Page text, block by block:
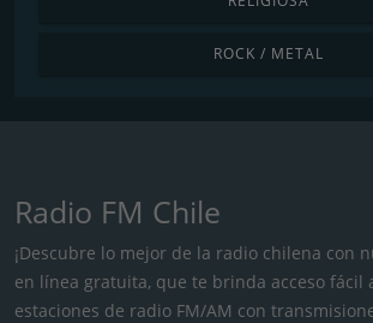
ROCK / METAL
Radio FM Chile
¡Descubre lo mejor de la radio chilena con
en línea gratuita, que te brinda acceso fácil
estaciones de radio FM/AM con